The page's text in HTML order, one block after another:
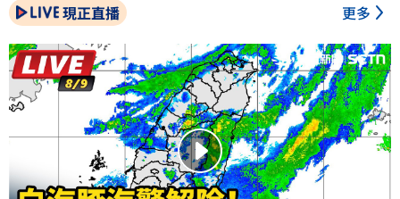
現正直播 更多